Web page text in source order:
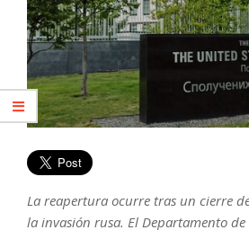
La reapertura ocurre tras un cierre
la invasión rusa. El Departamento